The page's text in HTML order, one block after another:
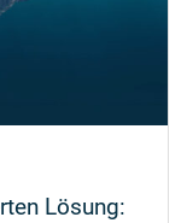
Lösung: